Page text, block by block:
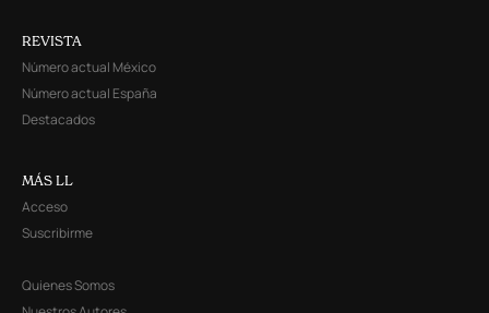
REVISTA
Número actual México
Número actual España
Destacados
MÁS LL
Acceso
Suscribirme
Quienes Somos